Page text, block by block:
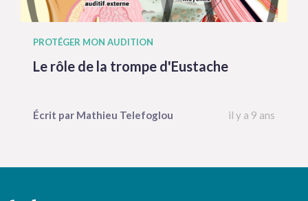
PROTÉGER MON AUDITION
Le rôle de la trompe d'Eustache
Écrit par Mathieu Telefoglou il y a 9 ans